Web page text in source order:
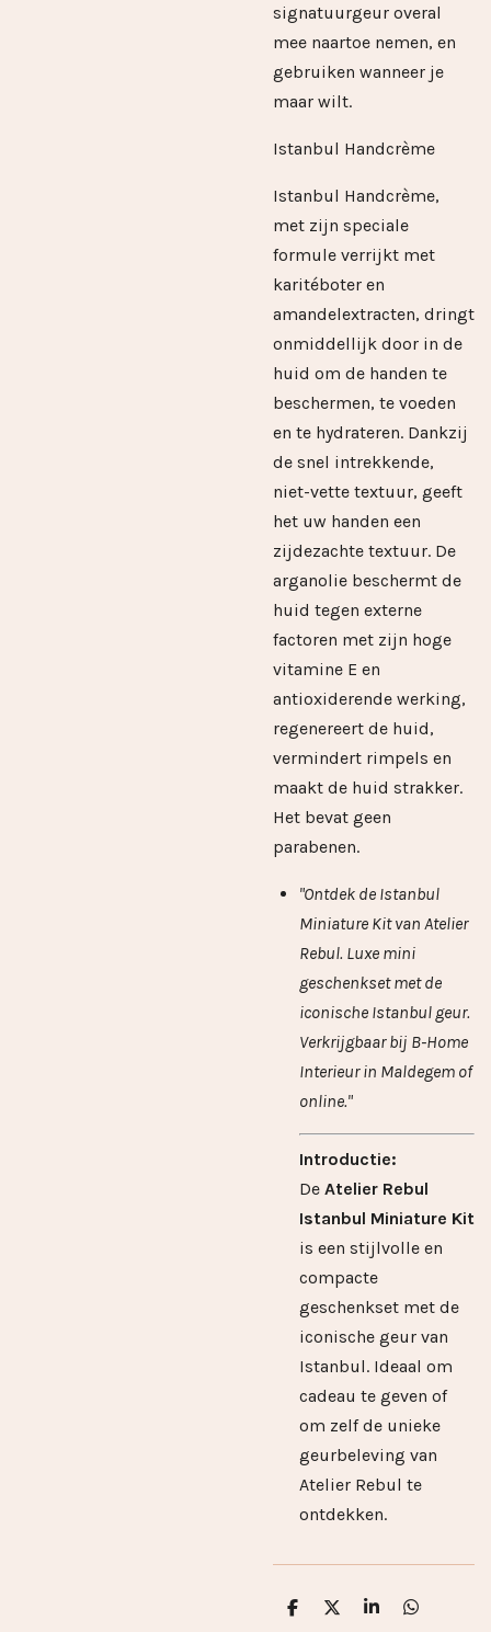
signatuurgeur overal
mee naartoe nemen, en
gebruiken wanneer je
maar wilt.
Istanbul Handcrème
Istanbul Handcrème,
met zijn speciale
formule verrijkt met
karitéboter en
amandelextracten, dringt
onmiddellijk door in de
huid om de handen te
beschermen, te voeden
en te hydrateren. Dankzij
de snel intrekkende,
niet-vette textuur, geeft
het uw handen een
zijdezachte textuur. De
arganolie beschermt de
huid tegen externe
factoren met zijn hoge
vitamine E en
antioxiderende werking,
regenereert de huid,
vermindert rimpels en
maakt de huid strakker.
Het bevat geen
parabenen.
"Ontdek de Istanbul
Miniature Kit van Atelier
Rebul. Luxe mini
geschenkset met de
iconische Istanbul geur.
Verkrijgbaar bij B-Home
Interieur in Maldegem of
online."
Introductie:
De Atelier Rebul
Istanbul Miniature Kit
is een stijlvolle en
compacte
geschenkset met de
iconische geur van
Istanbul. Ideaal om
cadeau te geven of
om zelf de unieke
geurbeleving van
Atelier Rebul te
ontdekken.
D
D
S
D